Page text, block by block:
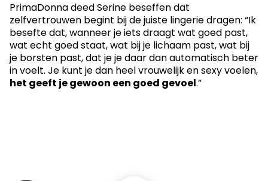
PrimaDonna deed Serine beseffen dat
zelfvertrouwen begint bij de juiste lingerie dragen: “Ik
besefte dat, wanneer je iets draagt wat goed past,
wat echt goed staat, wat bij je lichaam past, wat bij
je borsten past, dat je je daar dan automatisch beter
in voelt. Je kunt je dan heel vrouwelijk en sexy voelen,
het geeft je gewoon een goed gevoel.”